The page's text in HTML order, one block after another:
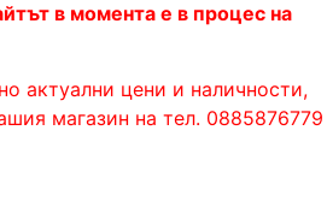
в момента е в процес на
актуални цени и наличности,
магазин на тел. 0885876779